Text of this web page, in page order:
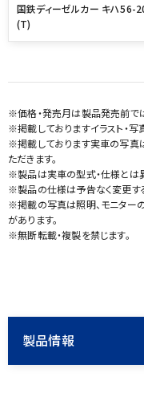
国鉄ディーゼルカー キハ56-
(T)
※価格・発売月は製品発売前で
※掲載しておりますイラスト・
※掲載しております実車の写真
ただきます。
※製品は実車の型式・仕様とは
※製品の仕様は予告なく変更す
※掲載の写真は照明、モニター
があります。
※無断転載・複製を禁じます。
製品情報